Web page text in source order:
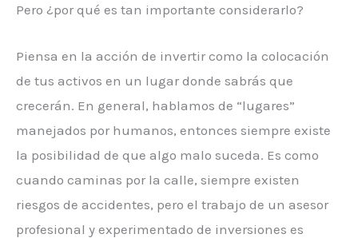
Pero ¿por qué es tan importante considerarlo?
Piensa en la acción de invertir como la colocación
de tus activos en un lugar donde sabrás que
crecerán. En general, hablamos de “lugares”
manejados por humanos, entonces siempre existe
la posibilidad de que algo malo suceda. Es como
cuando caminas por la calle, siempre existen
riesgos de accidentes, pero el trabajo de un asesor
profesional y experimentado de inversiones es